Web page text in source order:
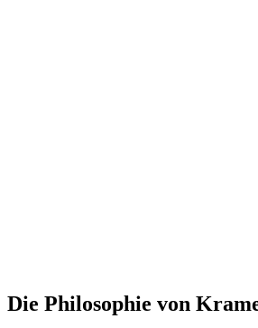
Die Philosophie von